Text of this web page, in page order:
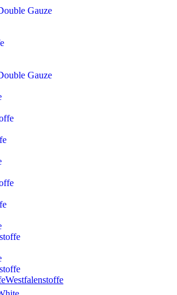
Gauze
Gauze
Westfalenstoffe